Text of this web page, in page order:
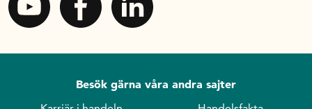
Besök gärna våra andra sajter